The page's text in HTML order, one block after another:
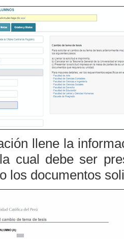
llene la
cual debe ser
los documentos